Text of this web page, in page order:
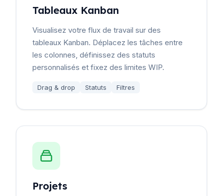
Tableaux Kanban
Visualisez votre flux de travail sur des
tableaux Kanban. Déplacez les tâches entre
les colonnes, définissez des statuts
personnalisés et fixez des limites WIP.
Drag & drop Statuts Filtres
Projets